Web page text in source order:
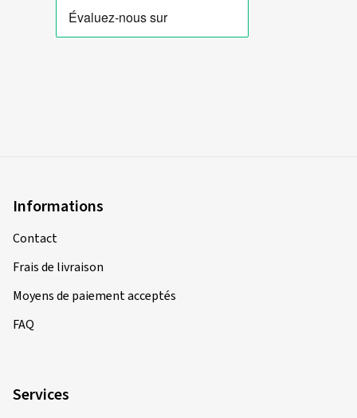
Informations
Contact
Frais de livraison
Moyens de paiement acceptés
FAQ
Services